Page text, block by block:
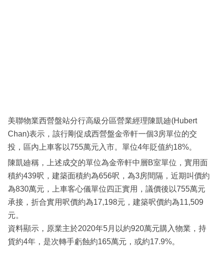
美聯物業西營盤站分行高級分區營業經理陳凱廸(Hubert
Chan)表示，該行剛促成西營盤金帝軒一個3房單位的交
投，區內上車客以755萬元入市。單位4年貶值約18%。
陳凱廸稱，上述成交的單位為金帝軒中層B室單位，實用面
積約439呎，建築面積約為656呎，為3房間隔，近期叫價約
為830萬元，上車客心儀單位四正實用，議價後以755萬元
承接，折合實用呎價約為17,198元，建築呎價約為11,509
元。
資料顯示，原業主於2020年5月以約920萬元購入物業，持
貨約4年，是次轉手虧蝕約165萬元，或約17.9%。